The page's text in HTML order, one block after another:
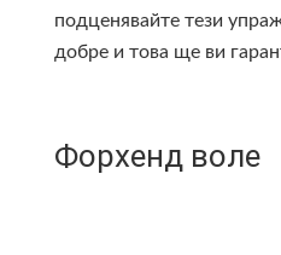
подценявайте тези
добре и това ще ви
Форхенд воле